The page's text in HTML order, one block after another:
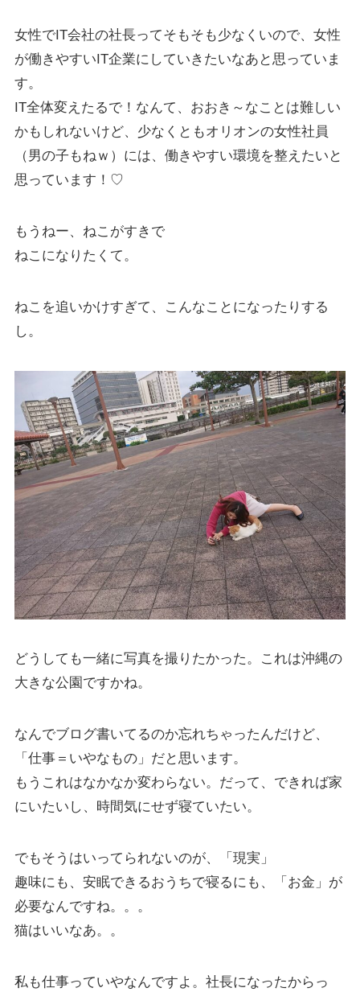
女性でIT会社の社長ってそもそも少なくいので、女性
が働きやすいIT企業にしていきたいなあと思っていま
す。
IT全体変えたるで！なんて、おおき～なことは難しい
かもしれないけど、少なくともオリオンの女性社員
（男の子もねｗ）には、働きやすい環境を整えたいと
思っています！♡
もうねー、ねこがすきで
ねこになりたくて。
ねこを追いかけすぎて、こんなことになったりする
し。
どうしても一緒に写真を撮りたかった。これは沖縄の
大きな公園ですかね。
なんでブログ書いてるのか忘れちゃったんだけど、
「仕事＝いやなもの」だと思います。
もうこれはなかなか変わらない。だって、できれば家
にいたいし、時間気にせず寝ていたい。
でもそうはいってられないのが、「現実」
趣味にも、安眠できるおうちで寝るにも、「お金」が
必要なんですね。。。
猫はいいなあ。。
私も仕事っていやなんですよ。社長になったからっ